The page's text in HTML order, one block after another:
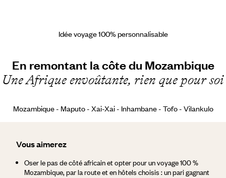
Idée voyage 100% personnalisable
En remontant la côte du Mozambique
Une Afrique envoûtante, rien que pour soi
Mozambique - Maputo - Xai-Xai - Inhambane - Tofo - Vilankulo
Vous aimerez
Oser le pas de côté africain et opter pour un voyage 100 %
Mozambique, par la route et en hôtels choisis : un pari gagnant